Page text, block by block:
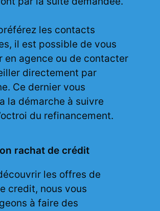
les contacts
il est possible de vous
en agence ou de contacter
directement par
Ce dernier vous
la démarche à suivre
du refinancement.
rachat de crédit
les offres de
credit, nous vous
à faire des